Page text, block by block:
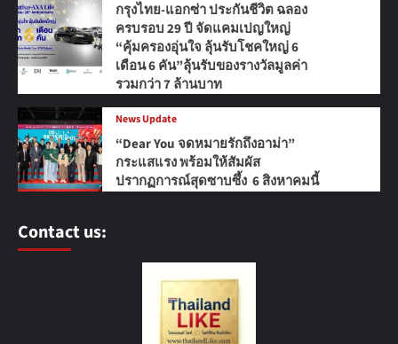
กรุงไทย-แอกซ่า ประกันชีวิต ฉลอง
ครบรอบ 29 ปี จัดแคมเปญใหญ่
“คุ้มครองอุ่นใจ ลุ้นรับโชคใหญ่ 6
เดือน 6 คัน”ลุ้นรับของรางวัลมูลค่า
รวมกว่า 7 ล้านบาท
News Update
“Dear You จดหมายรักถึงอาม่า”
กระแสแรง พร้อมให้สัมผัส
ปรากฏการณ์สุดซาบซึ้ง 6 สิงหาคมนี้
Contact us: